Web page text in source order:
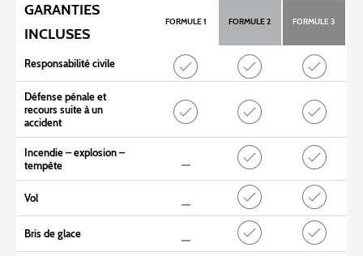
GARANTIES
INCLUSES
FORMULE 1 FORMULE 2 FORMULE 3
Responsabilité civile
Défense pénale et
recours suite à un
accident
Incendie – explosion –
tempête
Vol
Bris de glace